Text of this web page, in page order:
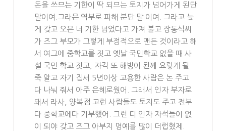
돈을 쓰므는 기한이 딱 되므는 토지가 넘어가게 된단
말이여.그라믄 역부로 피해 분단 말 이여. 그라고 늦
게 갖고 오믄 너 기한 넘었다고 가져 불고 장동식씨
가 즈그 부모가 그렇게 부정적으로 맨든 것이라고 해
서 여그에 중학교를 짓고 옛날 국민학교 없을 때 사
설 국민 학교 짓고, 자긱 또 해방이 된께 요렇게 될
죽 알고 자기 집서 5년이상 고용한 사람은 논 주고
다 나눠 줘서 아주 은혜로웠어. 그래서 인자 부자로
돼서 라사, 양복점 고런 사람들도 토지도 주고 전부
다 중학교에다 기부했어. 그런 디 인자 자석들이 없
이 되야 갖고 즈그 아부지 명예를 많이 더럽혔제.